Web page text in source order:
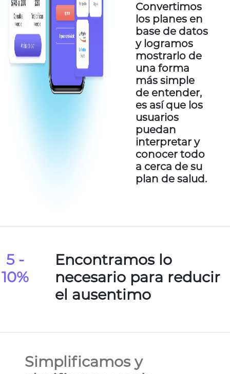
Convertimos
los planes en
base de datos
y logramos
mostrarlo de
una forma
más simple
de entender,
es así que los
usuarios
puedan
interpretar y
conocer todo
a cerca de su
plan de salud.
5 -
10%
Encontramos lo
necesario para reducir
el ausentimo
Simplificamos y